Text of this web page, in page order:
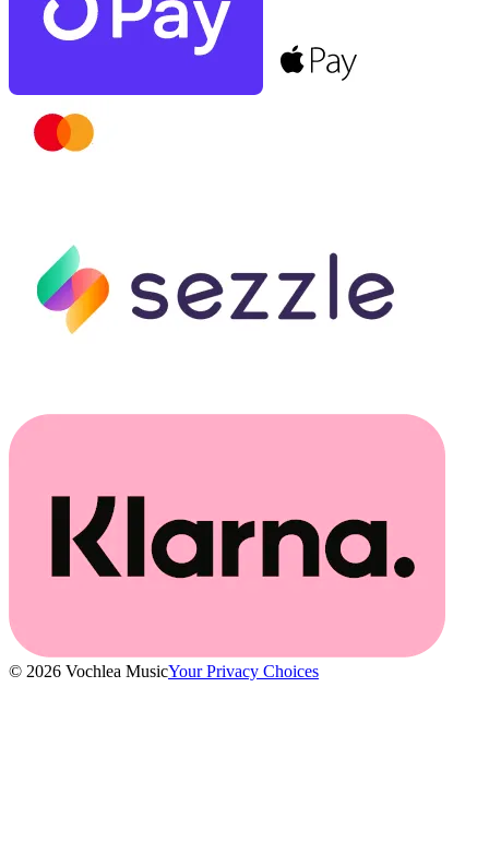
© 2026 Vochlea MusicYour Privacy Choices